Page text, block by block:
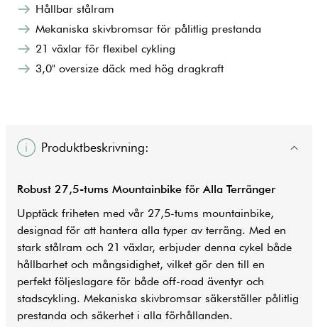
Hållbar stålram
Mekaniska skivbromsar för pålitlig prestanda
21 växlar för flexibel cykling
3,0" oversize däck med hög dragkraft
Produktbeskrivning:
Robust 27,5-tums Mountainbike för Alla Terränger
Upptäck friheten med vår 27,5-tums mountainbike,
designad för att hantera alla typer av terräng. Med en
stark stålram och 21 växlar, erbjuder denna cykel både
hållbarhet och mångsidighet, vilket gör den till en
perfekt följeslagare för både off-road äventyr och
stadscykling. Mekaniska skivbromsar säkerställer pålitlig
prestanda och säkerhet i alla förhållanden.